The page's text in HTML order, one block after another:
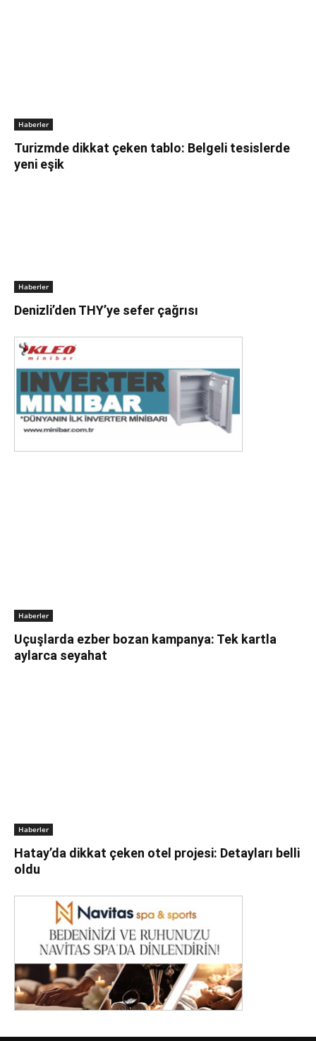
Haberler
Turizmde dikkat çeken tablo: Belgeli tesislerde
yeni eşik
Haberler
Denizli’den THY’ye sefer çağrısı
Haberler
Uçuşlarda ezber bozan kampanya: Tek kartla
aylarca seyahat
Haberler
Hatay’da dikkat çeken otel projesi: Detayları belli
oldu